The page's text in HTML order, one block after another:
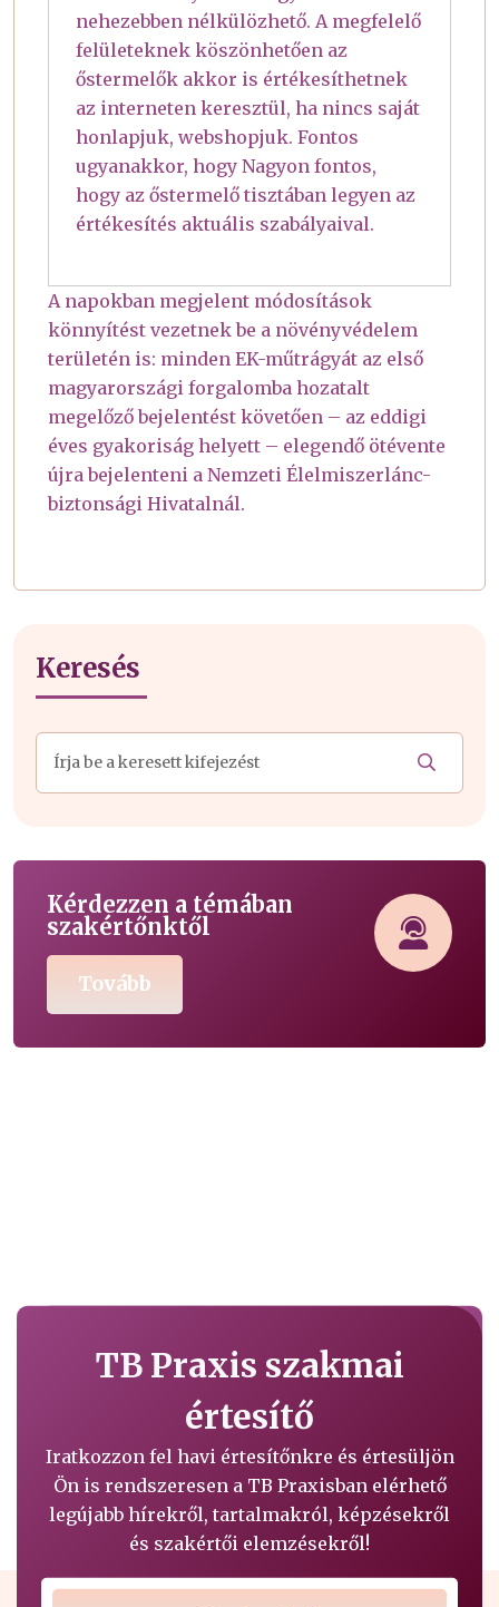
nehezebben nélkülözhető. A megfelelő
felületeknek köszönhetően az
őstermelők akkor is értékesíthetnek
az interneten keresztül, ha nincs saját
honlapjuk, webshopjuk. Fontos
ugyanakkor, hogy Nagyon fontos,
hogy az őstermelő tisztában legyen az
értékesítés aktuális szabályaival.
A napokban megjelent módosítások
könnyítést vezetnek be a növényvédelem
területén is: minden EK-műtrágyát az első
magyarországi forgalomba hozatalt
megelőző bejelentést követően – az eddigi
éves gyakoriság helyett – elegendő ötévente
újra bejelenteni a Nemzeti Élelmiszerlánc-
biztonsági Hivatalnál.
Keresés
Kérdezzen a témában
szakértőnktől
Tovább
TB Praxis szakmai
értesítő
Iratkozzon fel havi értesítőnkre és értesüljön
Ön is rendszeresen a TB Praxisban elérhető
legújabb hírekről, tartalmakról, képzésekről
és szakértői elemzésekről!